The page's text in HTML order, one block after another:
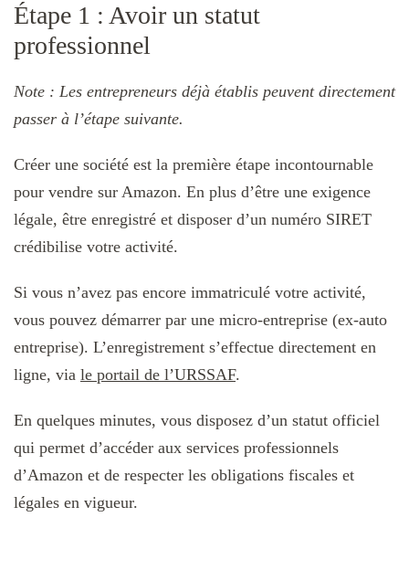
Étape 1 : Avoir un statut
professionnel
Note : Les entrepreneurs déjà établis peuvent directement
passer à l’étape suivante.
Créer une société est la première étape incontournable
pour vendre sur Amazon. En plus d’être une exigence
légale, être enregistré et disposer d’un numéro SIRET
crédibilise votre activité.
Si vous n’avez pas encore immatriculé votre activité,
vous pouvez démarrer par une micro-entreprise (ex-auto
entreprise). L’enregistrement s’effectue directement en
ligne, via le portail de l’URSSAF.
En quelques minutes, vous disposez d’un statut officiel
qui permet d’accéder aux services professionnels
d’Amazon et de respecter les obligations fiscales et
légales en vigueur.